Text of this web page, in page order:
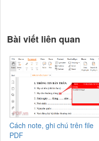
Bài viết liên quan
Cách note, ghi chú trên file
PDF